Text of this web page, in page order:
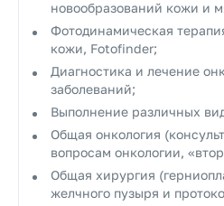
новообразований кожи и
Фотодинамическая
кожи, Fotofinder;
Диагностика и лечение
заболеваний;
Выполнение различных
Общая онкология
вопросам онкологии,
Общая хирургия
желчного пузыря и